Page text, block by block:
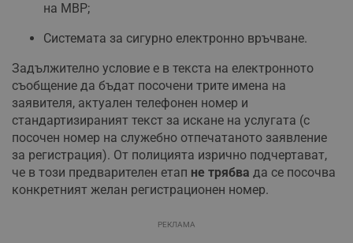
на МВР;
Системата за сигурно електронно връчване.
Задължително условие е в текста на електронното
съобщение да бъдат посочени трите имена на
заявителя, актуален телефонен номер и
стандартизираният текст за искане на услугата (с
посочен номер на служебно отпечатаното заявление
за регистрация). От полицията изрично подчертават,
че в този предварителен етап не трябва да се посочва
конкретният желан регистрационен номер.
РЕКЛАМА